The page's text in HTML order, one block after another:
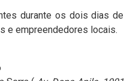
durante os dois dias
e empreendedores locais.